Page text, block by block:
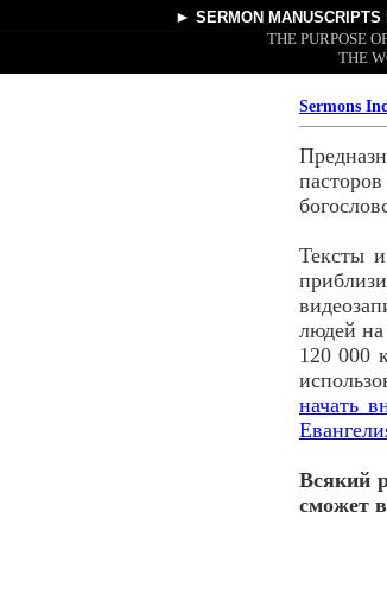
► SERMON MANUSCRIPTS
THE PURPOSE
THE
Sermons
Тексты
людей
120 000
начать
Всякий
сможет